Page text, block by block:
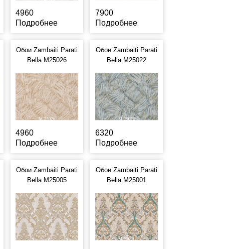
4960
Подробнее
7900
Подробнее
Обои Zambaiti Parati
Bella M25026
4960
Подробнее
Обои Zambaiti Parati
Bella M25022
6320
Подробнее
Обои Zambaiti Parati
Bella M25005
Обои Zambaiti Parati
Bella M25001